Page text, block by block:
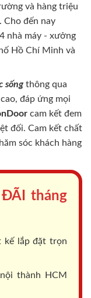
và hàng triệu
Cho đến nay
nhà máy - xưởng
Hồ Chí Minh và
sốngthông qua
đáp ứng mọi
cam kết đem
đối. Cam kết chất
sóc khách hàng
tháng
lắp đặt trọn
thành HCM